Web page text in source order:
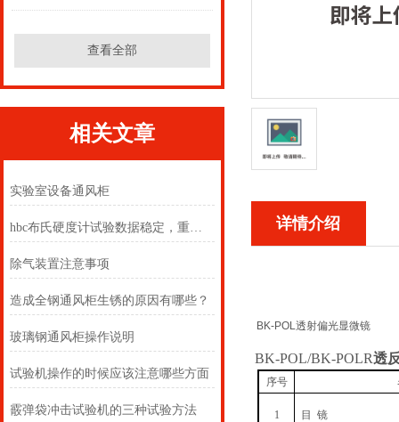
查看全部
相关文章
实验室设备通风柜
hbc布氏硬度计试验数据稳定，重现性好
除气装置注意事项
造成全钢通风柜生锈的原因有哪些？
玻璃钢通风柜操作说明
试验机操作的时候应该注意哪些方面
霰弹袋冲击试验机的三种试验方法
详情介绍
BK-POL透射偏光显微镜
BK-POL/BK-POLR透
序号
1 目 镜